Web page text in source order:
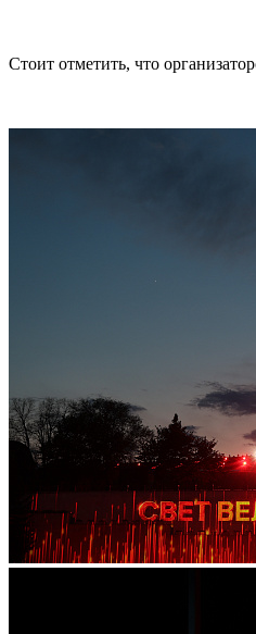
Стоит отметить, что